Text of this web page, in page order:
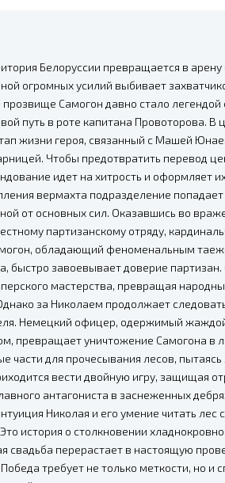
Белоруссии превращается в
огромных усилий выбивает
прозвище Самогон давно стало
путь в роте капитана Провоторова. В
жизни героя, связанный с Машей
Чтобы предотвратить перевод
идет на хитрость и оформляет
вермахта подразделение попадает
от основных сил. Оказавшись во
партизанскому отряду,
обладающий феноменальным
быстро завоевывает доверие
мастерства, превращая
за Николаем продолжает
Немецкий офицер, одержимый
превращает уничтожение Самогона в
части для прочесывания лесов, пытаясь
вести двойную игру, защищая
антагониста в заснеженных
Николая и его умение читать лес
история о столкновении
свадьба перерастает в настоящую
требует не только меткости, но и